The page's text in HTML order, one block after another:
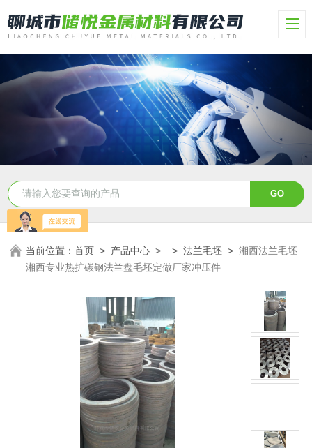
当前位置：首页 > 产品中心 > >法兰毛坯 >湘西法兰毛坯
湘西专业热扩碳钢法兰盘毛坯定做厂家冲压件